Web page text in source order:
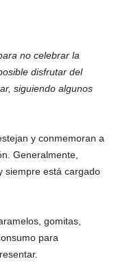
no celebrar la
disfrutar del
siguiendo algunos
y conmemoran a
Generalmente,
siempre está cargado
gomitas,
para